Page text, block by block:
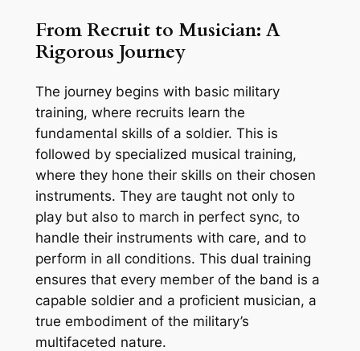
From Recruit to Musician: A
Rigorous Journey
The journey begins with basic military
training, where recruits learn the
fundamental skills of a soldier. This is
followed by specialized musical training,
where they hone their skills on their chosen
instruments. They are taught not only to
play but also to march in perfect sync, to
handle their instruments with care, and to
perform in all conditions. This dual training
ensures that every member of the band is a
capable soldier and a proficient musician, a
true embodiment of the military’s
multifaceted nature.